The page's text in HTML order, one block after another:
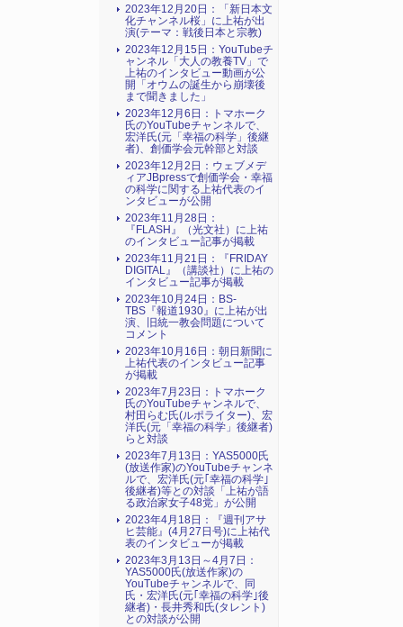
2023年12月20日：「新日本文
化チャンネル桜」に上祐が出
演(テーマ：戦後日本と宗教)
2023年12月15日：YouTubeチ
ャンネル「大人の教養TV」で
上祐のインタビュー動画が公
開「オウムの誕生から崩壊後
まで聞きました」
2023年12月6日：トマホーク
氏のYouTubeチャンネルで、
宏洋氏(元「幸福の科学」後継
者)、創価学会元幹部と対談
2023年12月2日：ウェブメデ
ィアJBpressで創価学会・幸福
の科学に関する上祐代表のイ
ンタビューが公開
2023年11月28日：
『FLASH』（光文社）に上祐
のインタビュー記事が掲載
2023年11月21日：『FRIDAY
DIGITAL』（講談社）に上祐の
インタビュー記事が掲載
2023年10月24日：BS-
TBS『報道1930』に上祐が出
演、旧統一教会問題について
コメント
2023年10月16日：朝日新聞に
上祐代表のインタビュー記事
が掲載
2023年7月23日：トマホーク
氏のYouTubeチャンネルで、
村田らむ氏(ルポライター)、宏
洋氏(元「幸福の科学」後継者)
らと対談
2023年7月13日：YAS5000氏
(放送作家)のYouTubeチャンネ
ルで、宏洋氏(元｢幸福の科学｣
後継者)等との対談「上祐が語
る政治家女子48党」が公開
2023年4月18日：『週刊アサ
ヒ芸能』(4月27日号)に上祐代
表のインタビューが掲載
2023年3月13日～4月7日：
YAS5000氏(放送作家)の
YouTubeチャンネルで、同
氏・宏洋氏(元｢幸福の科学｣後
継者)・長井秀和氏(タレント)
との対談が公開